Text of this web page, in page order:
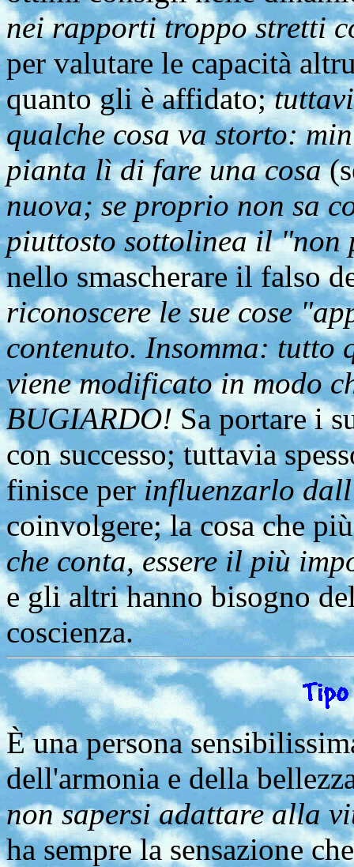
nei rapporti troppo stretti
per valutare le capacità
quanto gli è affidato;
qualche cosa va storto:
pianta lì di fare una cosa
nuova; se proprio non sa
piuttosto sottolinea il
nello smascherare il falso
riconoscere le sue cose
contenuto. Insomma: tutto
viene modificato in modo
BUGIARDO!Sa portare i
con successo; tuttavia
finisce perinfluenzarlo
coinvolgere; la cosa che
che conta, essere il più
e gli altri hanno bisogno
coscienza.
È una persona
dell'armonia e della
non sapersi adattare alla
ha sempre la sensazione